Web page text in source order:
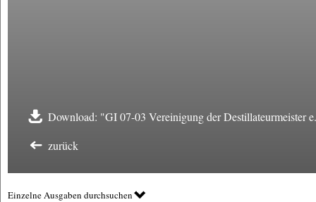
Download: "GI 07-03 Vereinigung der Destillateurmeister
zurück
Einzelne Ausgaben durchsuchen